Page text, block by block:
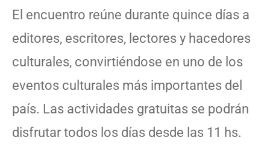
El encuentro reúne durante quince días a
editores, escritores, lectores y hacedores
culturales, convirtiéndose en uno de los
eventos culturales más importantes del
país. Las actividades gratuitas se podrán
disfrutar todos los días desde las 11 hs.